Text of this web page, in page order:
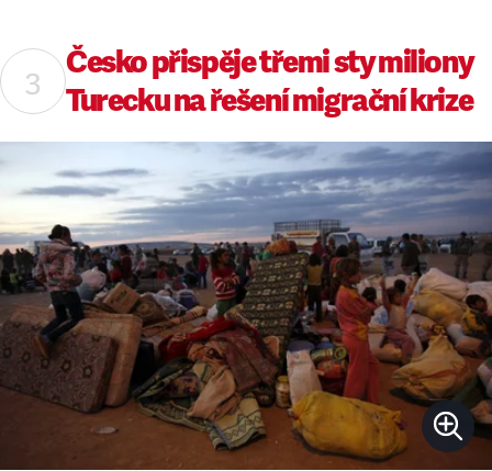
Česko přispěje třemi sty miliony
Turecku na řešení migrační krize